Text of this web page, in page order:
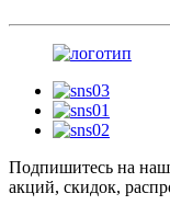
Подпишитесь на
акций, скидок,